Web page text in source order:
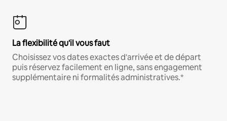
La flexibilité qu'il vous faut
Choisissez vos dates exactes d'arrivée et de départ
puis réservez facilement en ligne, sans engagement
supplémentaire ni formalités administratives.*